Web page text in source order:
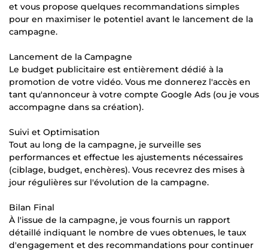
et vous propose quelques recommandations simples
pour en maximiser le potentiel avant le lancement de la
campagne.
Lancement de la Campagne
Le budget publicitaire est entièrement dédié à la
promotion de votre vidéo. Vous me donnerez l'accès en
tant qu'annonceur à votre compte Google Ads (ou je vous
accompagne dans sa création).
Suivi et Optimisation
Tout au long de la campagne, je surveille ses
performances et effectue les ajustements nécessaires
(ciblage, budget, enchères). Vous recevrez des mises à
jour régulières sur l'évolution de la campagne.
Bilan Final
À l'issue de la campagne, je vous fournis un rapport
détaillé indiquant le nombre de vues obtenues, le taux
d'engagement et des recommandations pour continuer